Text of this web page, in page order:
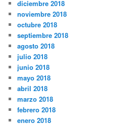
diciembre 2018
noviembre 2018
octubre 2018
septiembre 2018
agosto 2018
julio 2018
junio 2018
mayo 2018
abril 2018
marzo 2018
febrero 2018
enero 2018